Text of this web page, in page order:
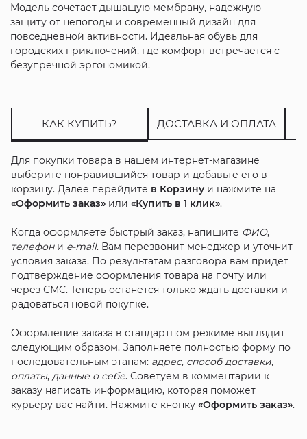
Модель сочетает дышащую мембрану, надежную
защиту от непогоды и современный дизайн для
повседневной активности. Идеальная обувь для
городских приключений, где комфорт встречается с
безупречной эргономикой.
КАК КУПИТЬ? ДОСТАВКА И ОПЛАТА
Для покупки товара в нашем интернет-магазине
выберите понравившийся товар и добавьте его в
корзину. Далее перейдите в Корзинуи нажмите на
«Оформить заказ»или «Купить в 1 клик».
Когда оформляете быстрый заказ, напишите ФИО,
телефони e-mail. Вам перезвонит менеджер и уточнит
условия заказа. По результатам разговора вам придет
подтверждение оформления товара на почту или
через СМС. Теперь останется только ждать доставки и
радоваться новой покупке.
Оформление заказа в стандартном режиме выглядит
следующим образом. Заполняете полностью форму по
последовательным этапам: адрес, способ доставки,
оплаты, данные о себе. Советуем в комментарии к
заказу написать информацию, которая поможет
курьеру вас найти. Нажмите кнопку «Оформить заказ».